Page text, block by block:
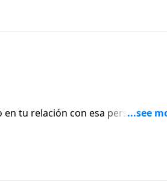
de Aviva Nuestros
tu relación con esa persona:
café. Nancy DeMoss Wolgemuth